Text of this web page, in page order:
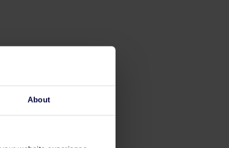
About